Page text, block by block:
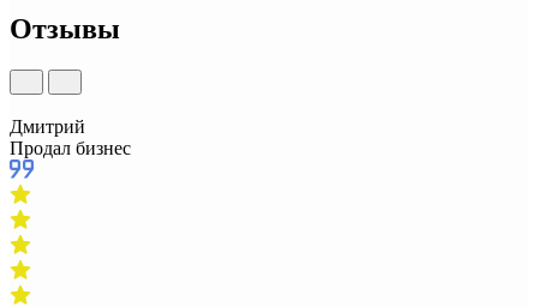
Отзывы
Дмитрий
Продал бизнес